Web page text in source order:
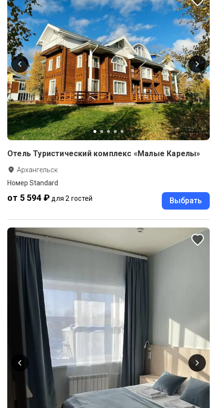
Отель Туристический комплекс «Малые Карелы»
Архангельск
Номер Standard
от 5 594 ₽ для 2 гостей Выбрать